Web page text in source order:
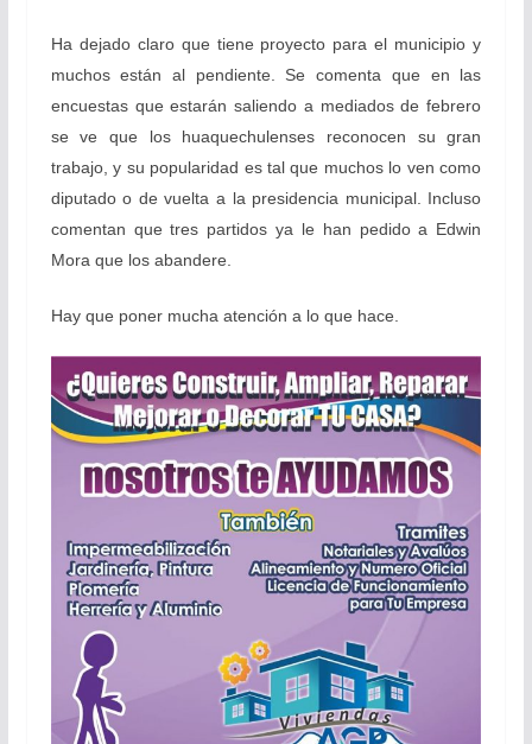
Ha dejado claro que tiene proyecto para el municipio y
muchos están al pendiente. Se comenta que en las
encuestas que estarán saliendo a mediados de febrero
se ve que los huaquechulenses reconocen su gran
trabajo, y su popularidad es tal que muchos lo ven como
diputado o de vuelta a la presidencia municipal. Incluso
comentan que tres partidos ya le han pedido a Edwin
Mora que los abandere.
Hay que poner mucha atención a lo que hace.